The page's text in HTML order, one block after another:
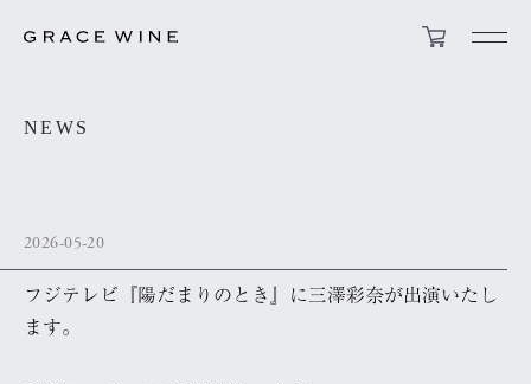
NEWS
2026-05-20
フジテレビ『陽だまりのとき』に三澤彩奈が出演いたし
ます。